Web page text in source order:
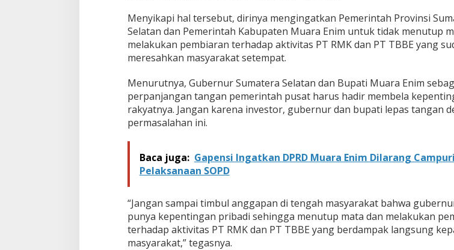
Menyikapi hal tersebut, dirinya mengingatkan Pemerintah Provinsi
Selatan dan Pemerintah Kabupaten Muara Enim untuk tidak menutup
melakukan pembiaran terhadap aktivitas PT RMK dan PT TBBE yang
meresahkan masyarakat setempat.
Menurutnya, Gubernur Sumatera Selatan dan Bupati Muara Enim
perpanjangan tangan pemerintah pusat harus hadir membela
rakyatnya. Jangan karena investor, gubernur dan bupati lepas tangan
permasalahan ini.
Baca juga: Gapensi Ingatkan DPRD Muara Enim Dilarang
Pelaksanaan SOPD
“Jangan sampai timbul anggapan di tengah masyarakat bahwa
punya kepentingan pribadi sehingga menutup mata dan melakukan
terhadap aktivitas PT RMK dan PT TBBE yang berdampak langsung
masyarakat,” tegasnya.